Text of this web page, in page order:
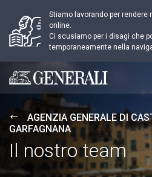
Stiamo lavorando per rendere
online.
Ci scusiamo per i disagi che
temporaneamente nella
Generali logo
AGENZIA GENERALE DI
GARFAGNANA
Il nostro team